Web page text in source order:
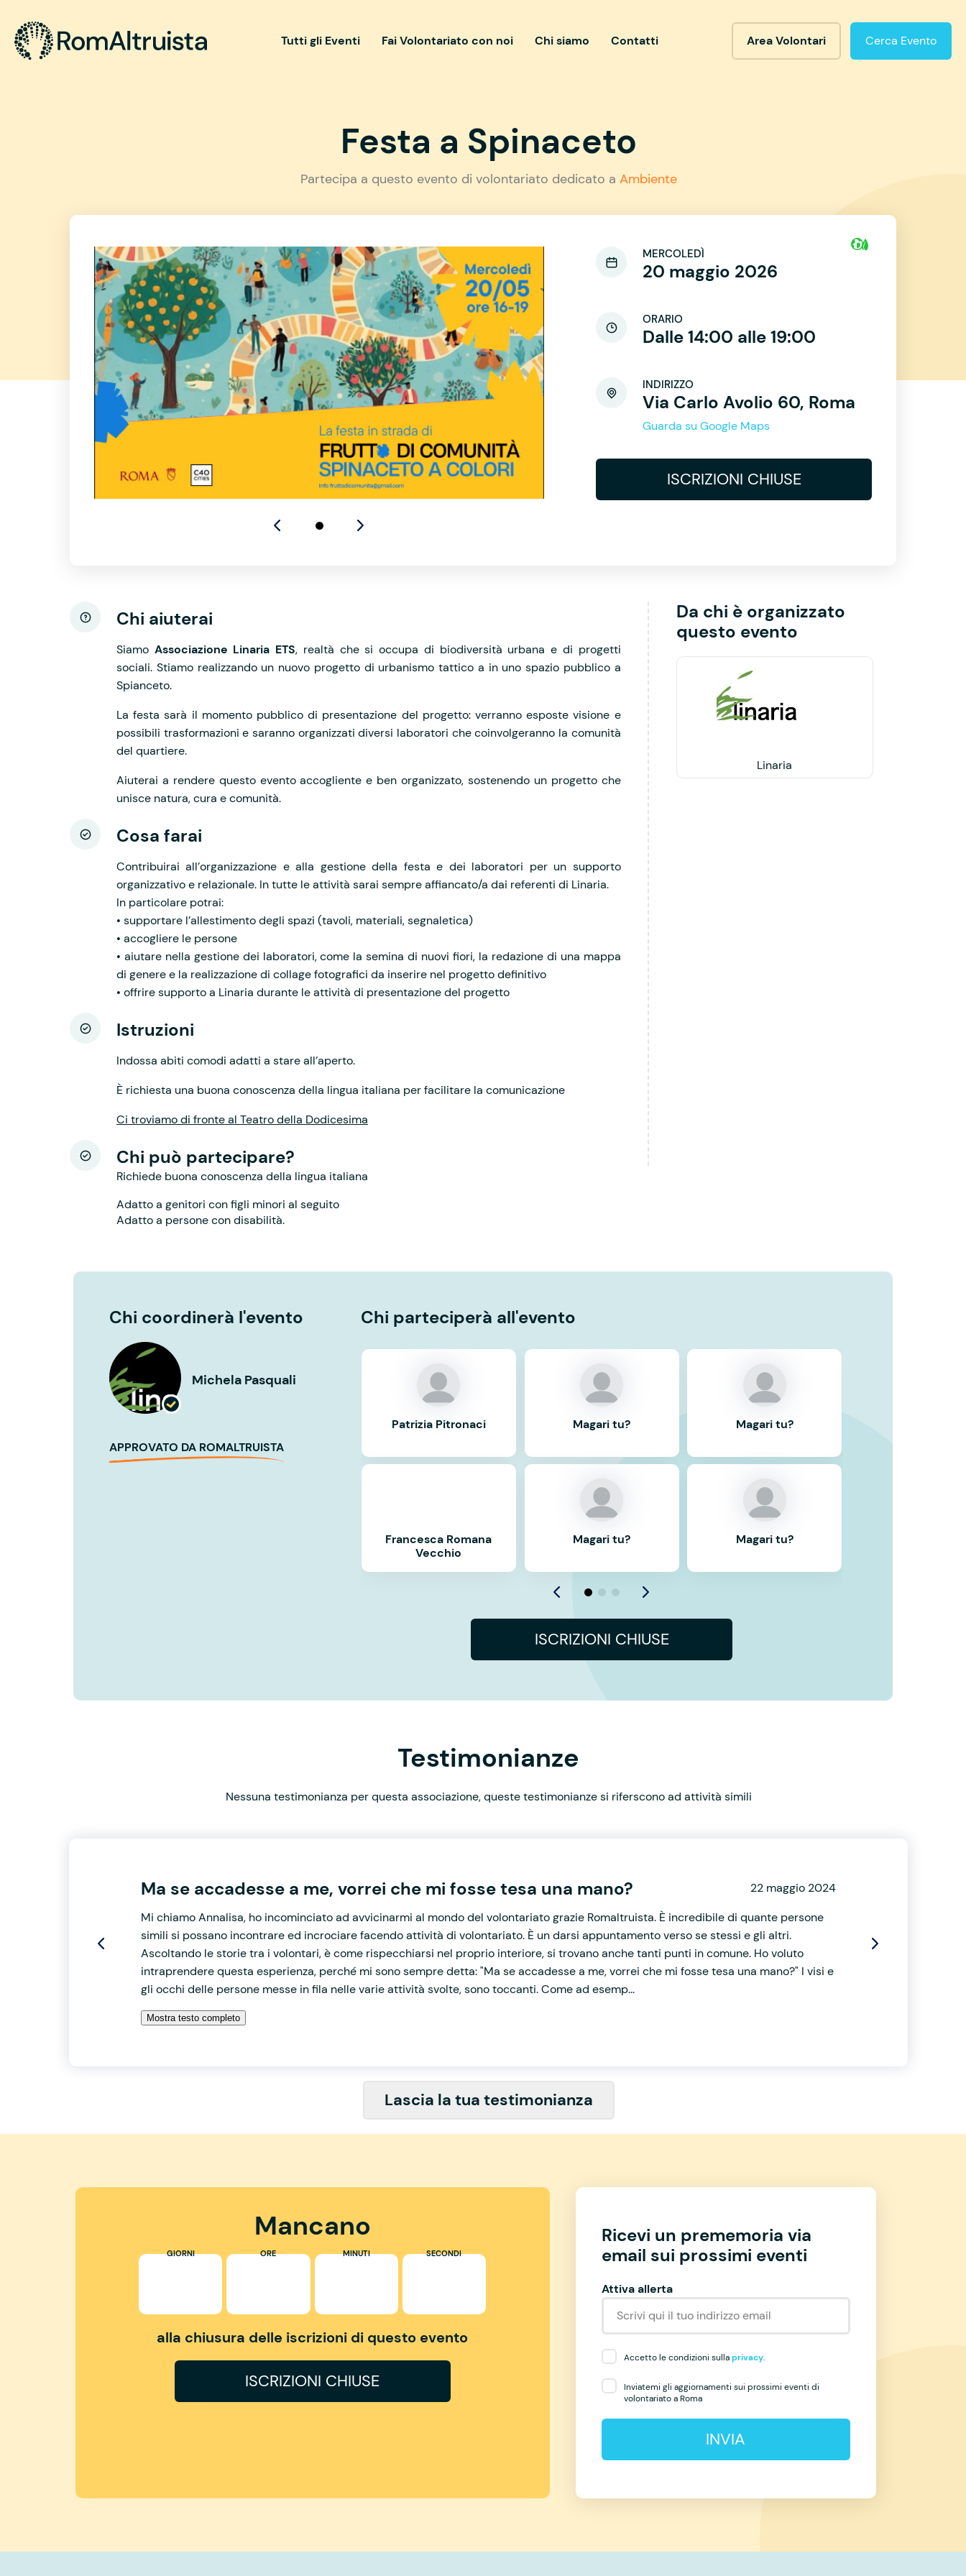
Tutti gli Eventi Fai Volontariato con noi Chi siamo Contatti Area Volontari Cerca Evento
Festa a Spinaceto
Partecipa a questo evento di volontariato dedicato a Ambiente
MERCOLEDÌ
20 maggio 2026
ORARIO
Dalle 14:00 alle 19:00
INDIRIZZO
Via Carlo Avolio 60, Roma
Guarda su Google Maps
ISCRIZIONI CHIUSE
Chi aiuterai
Siamo Associazione Linaria ETS, realtà che si occupa di biodiversità urbana e di progetti
sociali. Stiamo realizzando un nuovo progetto di urbanismo tattico a in uno spazio pubblico a
Spianceto.
La festa sarà il momento pubblico di presentazione del progetto: verranno esposte visione e
possibili trasformazioni e saranno organizzati diversi laboratori che coinvolgeranno la comunità
del quartiere.
Aiuterai a rendere questo evento accogliente e ben organizzato, sostenendo un progetto che
unisce natura, cura e comunità.
Cosa farai
Contribuirai all’organizzazione e alla gestione della festa e dei laboratori per un supporto
organizzativo e relazionale. In tutte le attività sarai sempre affiancato/a dai referenti di Linaria.
In particolare potrai:
• supportare l’allestimento degli spazi (tavoli, materiali, segnaletica)
• accogliere le persone
• aiutare nella gestione dei laboratori, come la semina di nuovi fiori, la redazione di una mappa
di genere e la realizzazione di collage fotografici da inserire nel progetto definitivo
• offrire supporto a Linaria durante le attività di presentazione del progetto
Istruzioni
Indossa abiti comodi adatti a stare all’aperto.
È richiesta una buona conoscenza della lingua italiana per facilitare la comunicazione
Ci troviamo di fronte al Teatro della Dodicesima
Chi può partecipare?
Richiede buona conoscenza della lingua italiana
Adatto a genitori con figli minori al seguito
Adatto a persone con disabilità.
Da chi è organizzato
questo evento
Linaria
Chi coordinerà l'evento
Michela Pasquali
APPROVATO DA ROMALTRUISTA
Chi parteciperà all'evento
Patrizia Pitronaci
Francesca Romana
Vecchio
Magari tu?
Magari tu?
Magari tu?
Magari tu?
ISCRIZIONI CHIUSE
Testimonianze
Nessuna testimonianza per questa associazione, queste testimonianze si riferscono ad attività simili
Ma se accadesse a me, vorrei che mi fosse tesa una mano?
22 maggio 2024
Mi chiamo Annalisa, ho incominciato ad avvicinarmi al mondo del volontariato grazie Romaltruista. È incredibile di quante persone
simili si possano incontrare ed incrociare facendo attività di volontariato. È un darsi appuntamento verso se stessi e gli altri.
Ascoltando le storie tra i volontari, è come rispecchiarsi nel proprio interiore, si trovano anche tanti punti in comune. Ho voluto
intraprendere questa esperienza, perché mi sono sempre detta: "Ma se accadesse a me, vorrei che mi fosse tesa una mano?" I visi e
gli occhi delle persone messe in fila nelle varie attività svolte, sono toccanti. Come ad esemp...
Mostra testo completo
Lascia la tua testimonianza
Mancano
GIORNI ORE MINUTI SECONDI
alla chiusura delle iscrizioni di questo evento
ISCRIZIONI CHIUSE
Ricevi un prememoria via
email sui prossimi eventi
Attiva allerta
Accetto le condizioni sullaprivacy.
Inviatemi gli aggiornamenti sui prossimi eventi di
volontariato a Roma
INVIA